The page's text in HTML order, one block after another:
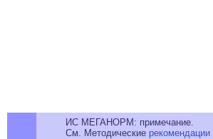
ИС МЕГАНОРМ: примечание.
См. Методические рекомендации